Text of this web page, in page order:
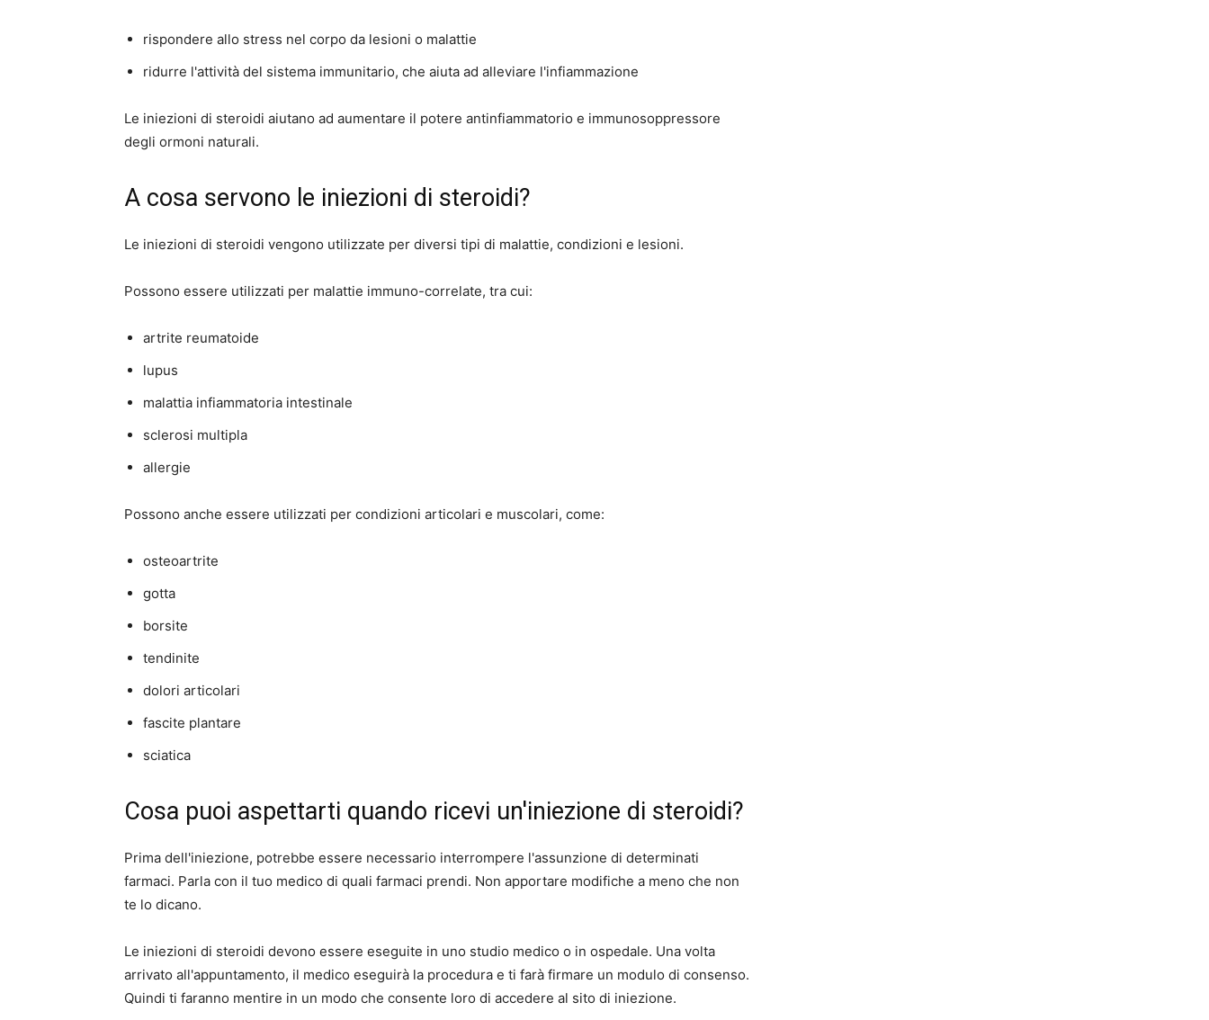
rispondere allo stress nel corpo da lesioni o malattie
ridurre l'attività del sistema immunitario, che aiuta ad alleviare l'infiammazione
Le iniezioni di steroidi aiutano ad aumentare il potere antinfiammatorio e immunosoppressore
degli ormoni naturali.
A cosa servono le iniezioni di steroidi?
Le iniezioni di steroidi vengono utilizzate per diversi tipi di malattie, condizioni e lesioni.
Possono essere utilizzati per malattie immuno-correlate, tra cui:
artrite reumatoide
lupus
malattia infiammatoria intestinale
sclerosi multipla
allergie
Possono anche essere utilizzati per condizioni articolari e muscolari, come:
osteoartrite
gotta
borsite
tendinite
dolori articolari
fascite plantare
sciatica
Cosa puoi aspettarti quando ricevi un'iniezione di steroidi?
Prima dell'iniezione, potrebbe essere necessario interrompere l'assunzione di determinati
farmaci. Parla con il tuo medico di quali farmaci prendi. Non apportare modifiche a meno che non
te lo dicano.
Le iniezioni di steroidi devono essere eseguite in uno studio medico o in ospedale. Una volta
arrivato all'appuntamento, il medico eseguirà la procedura e ti farà firmare un modulo di consenso.
Quindi ti faranno mentire in un modo che consente loro di accedere al sito di iniezione.